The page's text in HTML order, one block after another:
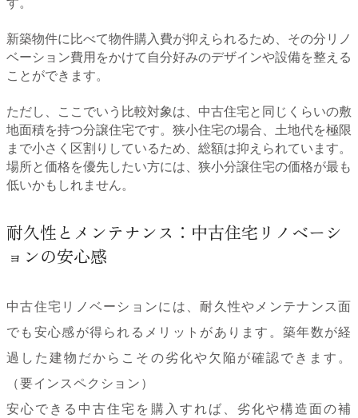
新築物件に比べて物件購入費が抑えられるため、その分リノ
ベーション費用をかけて自分好みのデザインや設備を整える
ことができます。
ただし、ここでいう比較対象は、中古住宅と同じくらいの敷
地面積を持つ分譲住宅です。狭小住宅の場合、土地代を極限
まで小さく区割りしているため、総額は抑えられています。
場所と価格を優先したい方には、狭小分譲住宅の価格が最も
低いかもしれません。
耐久性とメンテナンス：中古住宅リノベーシ
ョンの安心感
中古住宅リノベーションには、耐久性やメンテナンス面
でも安心感が得られるメリットがあります。築年数が経
過した建物だからこその劣化や欠陥が確認できます。
（要インスペクション）
安心できる中古住宅を購入すれば、劣化や構造面の補